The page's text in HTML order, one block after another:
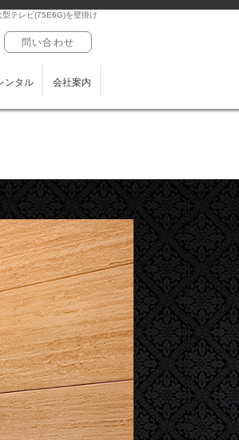
テレビ(75E6G)を壁掛け
問い合わせ
ンタル 会社案内